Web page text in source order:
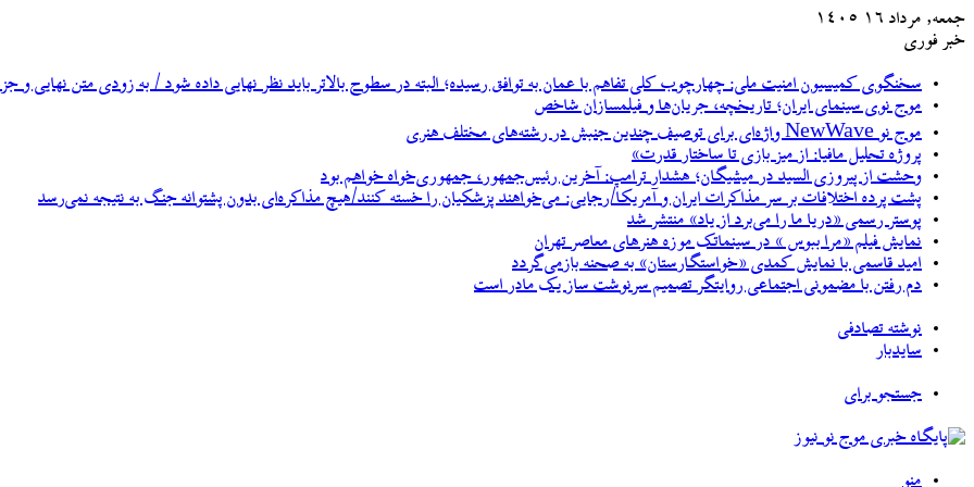
جمعه, مرداد ۱۶ ۱۴۰۵
خبر فوری
سخنگوی کمیسیون امنیت ملی: چهارچوب کلی تفاهم با عمان به توافق رسیده؛ البته در سطوح بالاتر باید نظر نهایی داده شود / به زودی متن نهایی و
موج نوی سینمای ایران؛ تاریخچه، جریان‌ها و فیلمسازان شاخص
موج نو NewWave واژه‌ای برای توصیف چندین جنبش در رشته‌های مختلف هنری
پروژه تحلیل مافیا: از میز بازی تا ساختار قدرت»
وحشت از پیروزی السید در میشیگان؛ هشدار ترامپ: آخرین رئیس‌جمهور، جمهوری‌خواه خواهم بود
پشت پرده اختلافات بر سر مذاکرات ایران و آمریکا/رجایی: می‌خواهند پزشکیان را خسته کنند/هیچ مذاکره‌ای بدون پشتوانه جنگ به نتیجه نمی‌رسد
پوستر رسمی «دریا ما را می‌برد از یاد» منتشر شد
نمایش فیلم «مرا ببوس » در سینماتک موزه هنرهای معاصر تهران
امید قاسمی با نمایش کمدی «خواستگارستان» به صحنه بازمی‌گردد
دم رفتن با مضمونی اجتماعی روایتگر تصمیم سرنوشت ساز یک مادر است
نوشته تصادفی
سایدبار
جستجو برای
منو